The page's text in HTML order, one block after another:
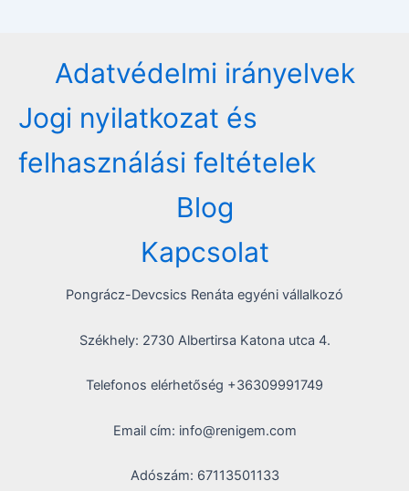
Adatvédelmi irányelvek
Jogi nyilatkozat és
felhasználási feltételek
Blog
Kapcsolat
Pongrácz-Devcsics Renáta egyéni vállalkozó
Székhely: 2730 Albertirsa Katona utca 4.
Telefonos elérhetőség +36309991749
Email cím: info@renigem.com
Adószám: 67113501133